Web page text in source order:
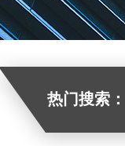
热门搜索：